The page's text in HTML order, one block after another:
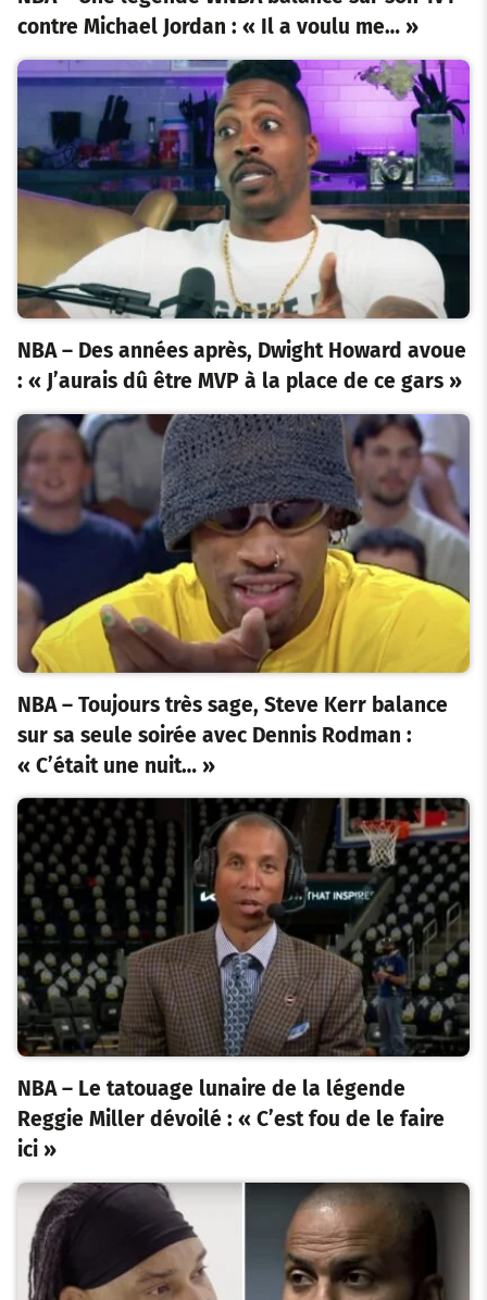
contre Michael Jordan : « Il a voulu me… »
NBA – Des années après, Dwight Howard avoue
: « J’aurais dû être MVP à la place de ce gars »
NBA – Toujours très sage, Steve Kerr balance
sur sa seule soirée avec Dennis Rodman :
« C’était une nuit… »
NBA – Le tatouage lunaire de la légende
Reggie Miller dévoilé : « C’est fou de le faire
ici »